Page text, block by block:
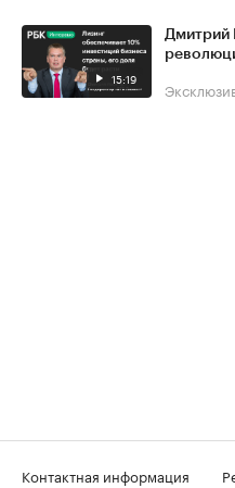
15:19
Дмитрий
Контактная информация